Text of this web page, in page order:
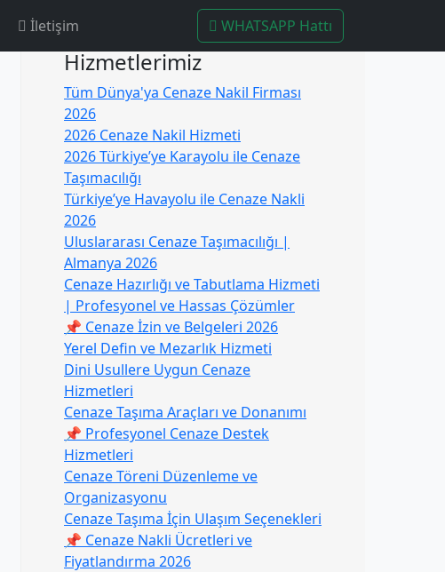
İletişim WHATSAPP Hattı
Hizmetlerimiz
Tüm Dünya'ya Cenaze Nakil Firması
2026
2026 Cenaze Nakil Hizmeti
2026 Türkiye’ye Karayolu ile Cenaze
Taşımacılığı
Türkiye’ye Havayolu ile Cenaze Nakli
2026
Uluslararası Cenaze Taşımacılığı |
Almanya 2026
Cenaze Hazırlığı ve Tabutlama Hizmeti
| Profesyonel ve Hassas Çözümler
📌 Cenaze İzin ve Belgeleri 2026
Yerel Defin ve Mezarlık Hizmeti
Dini Usullere Uygun Cenaze
Hizmetleri
Cenaze Taşıma Araçları ve Donanımı
📌 Profesyonel Cenaze Destek
Hizmetleri
Cenaze Töreni Düzenleme ve
Organizasyonu
Cenaze Taşıma İçin Ulaşım Seçenekleri
📌 Cenaze Nakli Ücretleri ve
Fiyatlandırma 2026